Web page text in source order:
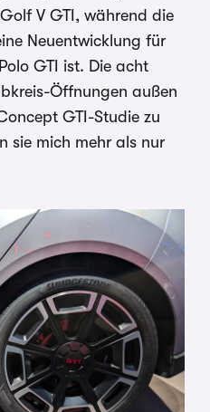
V GTI, während die
Neuentwicklung für
GTI ist. Die acht
Öffnungen außen
GTI-Studie zu
sie mich mehr als nur